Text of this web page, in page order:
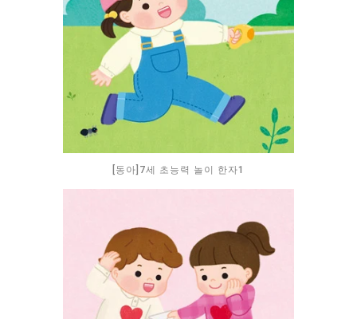
[동아]7세 초능력 놀이 한자1